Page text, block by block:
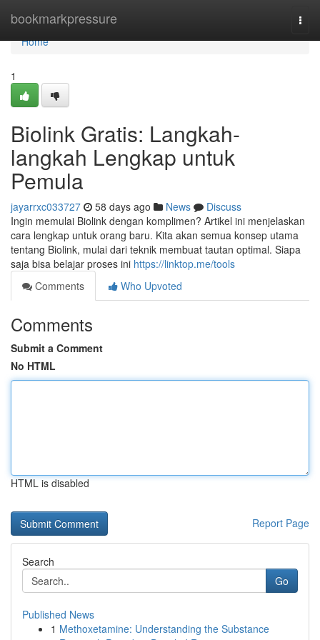
bookmarkpressure
Home
Home
1
Biolink Gratis: Langkah-
langkah Lengkap untuk
Pemula
jayarrxc033727 58 days ago News
Discuss
Ingin memulai Biolink dengan komplimen? Artikel ini menjelaskan
cara lengkap untuk orang baru. Kita akan semua konsep utama
tentang Biolink, mulai dari teknik membuat tautan optimal. Siapa
saja bisa belajar proses ini https://linktop.me/tools
Comments
Who Upvoted
Comments
Submit a Comment
No HTML
HTML is disabled
Report Page
Search
Go
Published News
1 Methoxetamine: Understanding the Substance